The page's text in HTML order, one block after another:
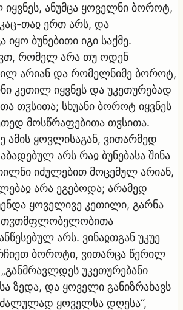
ანუმცა ყოველნი ბოროტ,
კაც-თაჲ ერთ არს, და
ბუნებითი იგი საქმე.
რომელ არა თუ ოდენ
არიან და რომელნიმე ბოროტ,
კეთილ იყვნეს და უკეთურებად
თჳსითა; სხუანი ბოროტ იყვნეს
მოსწრაფებითა თჳსითა.
ამის ყოვლისაგან, ვითარმედ
არს რაჲ ბუნებასა შინა
იძულებით მოცემულ არიან,
არა ეგებოდა; არამედ
ყოველივე კეთილი, გარნა
თჳთმფლობელობითა
არს. ვინაჲთგან უკუე
ბოროტი, ვითარცა წერილ
უკეთურებანი
ზედა, და ყოველი განიზრახავს
ყოველსა დღესა“,